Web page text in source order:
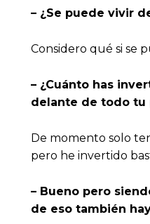
– ¿Se puede vivir
Considero qué si se
– ¿Cuánto has
delante de todo tu
De momento solo
pero he invertido
– Bueno pero
de eso también